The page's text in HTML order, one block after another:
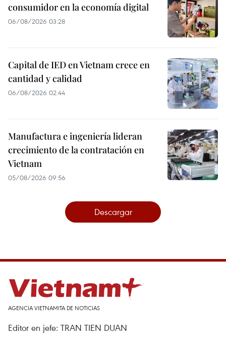
consumidor en la economía digital
06/08/2026 03:28
Capital de IED en Vietnam crece en
cantidad y calidad
06/08/2026 02:44
Manufactura e ingeniería lideran
crecimiento de la contratación en
Vietnam
05/08/2026 09:56
Descargar
AGENCIA VIETNAMITA DE NOTICIAS
Editor en jefe: TRAN TIEN DUAN